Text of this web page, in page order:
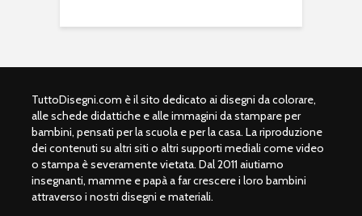
TuttoDisegni.com è il sito dedicato ai disegni da colorare,
alle schede didattiche e alle immagini da stampare per
bambini, pensati per la scuola e per la casa. La riproduzione
dei contenuti su altri siti o altri supporti mediali come video
o stampa è severamente vietata. Dal 2011 aiutiamo
insegnanti, mamme e papà a far crescere i loro bambini
attraverso i nostri disegni e materiali.